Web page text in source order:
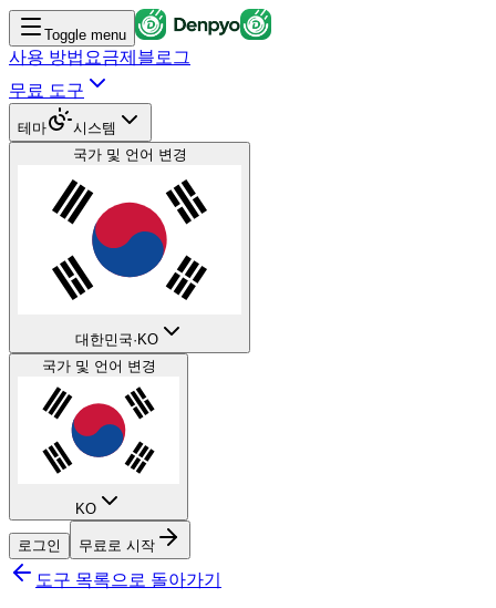
Toggle menu
사용 방법 요금제 블로그
무료 도구
테마
시스템
국가 및 언어 변경
대한민국·KO
국가 및 언어 변경
KO
로그인 무료로 시작
도구 목록으로 돌아가기